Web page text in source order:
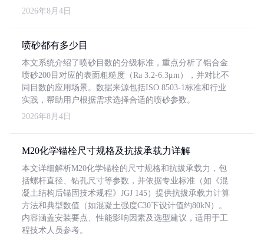
2026年8月4日
喷砂都有多少目
本文系统介绍了喷砂目数的分级标准，重点分析了铝合金
喷砂200目对应的表面粗糙度（Ra 3.2-6.3μm），并对比不
同目数的应用场景。数据来源包括ISO 8503-1标准和行业
实践，帮助用户根据需求选择合适的喷砂参数。
2026年8月4日
M20化学锚栓尺寸规格及抗拔承载力详解
本文详细解析M20化学锚栓的尺寸规格和抗拔承载力，包
括螺杆直径、钻孔尺寸等参数，并依据专业标准（如《混
凝土结构后锚固技术规程》JGJ 145）提供抗拔承载力计算
方法和典型数值（如混凝土强度C30下设计值约80kN）。
内容涵盖安装要点、性能影响因素及选型建议，适用于工
程技术人员参考。